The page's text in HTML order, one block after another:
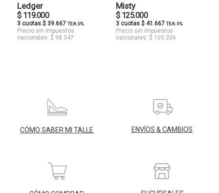
Ledger
$ 119.000
3 cuotas $ 39.667 TEA: 0%
Precio sin impuestos
nacionales: $ 98.347
Misty
$ 125.000
3 cuotas $ 41.667 TEA: 0%
Precio sin impuestos
nacionales: $ 103.306
CÓMO SABER MI TALLE ENVÍOS & CAMBIOS